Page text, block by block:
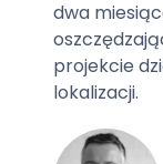
dwa
projekcie
lokalizacji.